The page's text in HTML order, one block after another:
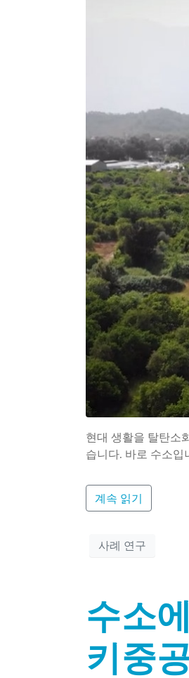
현대 생활을 탈탄소
습니다. 바로 수소입
계속 읽기
사례 연구
수소
키중